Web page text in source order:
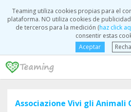
Teaming utiliza cookies propias para el
plataforma. NO utiliza cookies de
de terceros para la medición (haz click
consentir estas
Aceptar
Associazione Vivi gli Animali